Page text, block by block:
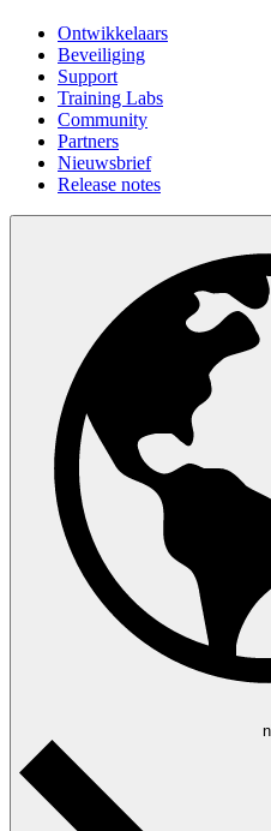
Ontwikkelaars
Beveiliging
Support
Training Labs
Community
Partners
Nieuwsbrief
Release notes
nl